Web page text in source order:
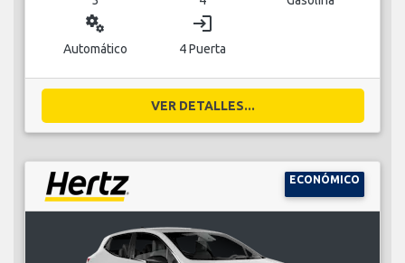
miscellaneous_services
Automático
login
4 Puerta
VER DETALLES...
ECONÓMICO